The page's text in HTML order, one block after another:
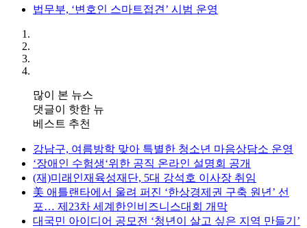
법무부, ‘변호인 스마트접견’ 시범 운영
많이 본 뉴스
댓글이 핫한 뉴
베스트 추천
강남구, 여름방학 맞아 특별한 청소년 마음상담소 운영
‘장애인 수험생‘위한 공직 온라인 설명회 공개
(재)미래인재육성재단, 5대 강석호 이사장 취임
美 애틀랜타에서 울려 퍼진 ‘한상경제권 구축 원년’ 선
포… 제23차 세계한인비즈니스대회 개막
대국민 아이디어 공모전 ‘청년이 살고 싶은 지역 만들기’